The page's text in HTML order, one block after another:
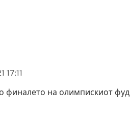
17:11
финалето на олимпискиот